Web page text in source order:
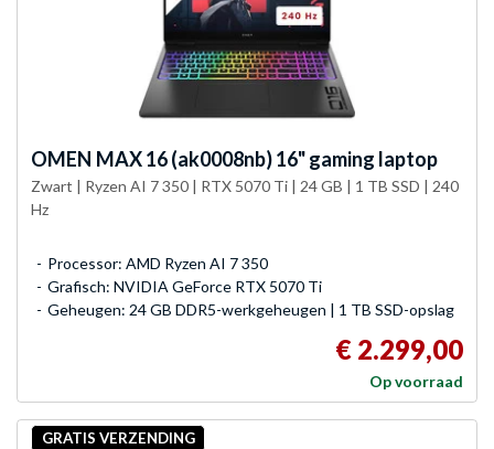
OMEN MAX 16 (ak0008nb) 16" gaming laptop
Zwart | Ryzen AI 7 350 | RTX 5070 Ti | 24 GB | 1 TB SSD | 240
Hz
Processor: AMD Ryzen AI 7 350
Grafisch: NVIDIA GeForce RTX 5070 Ti
Geheugen: 24 GB DDR5-werkgeheugen | 1 TB SSD-opslag
€ 2.299,00
Op voorraad
GRATIS VERZENDING